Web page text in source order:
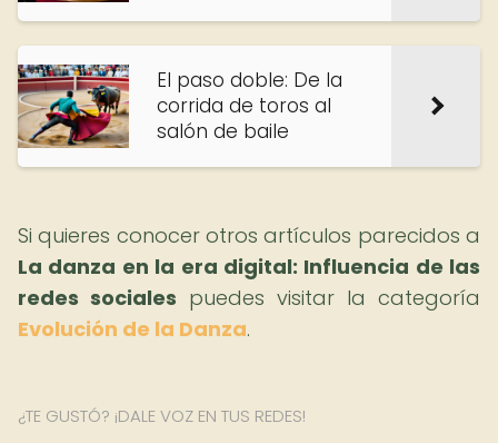
El paso doble: De la
corrida de toros al
salón de baile
Si quieres conocer otros artículos parecidos a
La danza en la era digital: Influencia de las
redes sociales puedes visitar la categoría
Evolución de la Danza.
¿TE GUSTÓ? ¡DALE VOZ EN TUS REDES!